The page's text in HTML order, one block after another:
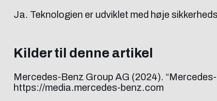
Ja. Teknologien er udviklet med høje
Kilder til denne artikel
Mercedes-Benz Group AG (2024).
https://media.mercedes-benz.com